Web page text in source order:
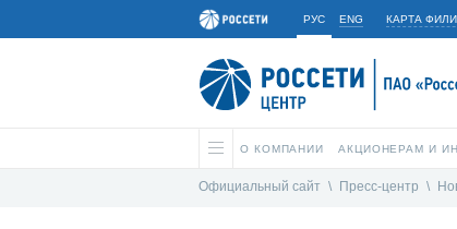
РУС ENG КАРТА
О КОМПАНИИ АКЦИОНЕРАМ И
Официальный сайт \ Пресс-центр \